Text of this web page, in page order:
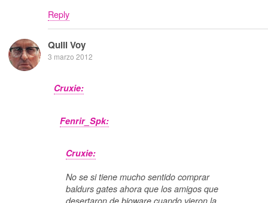
Reply
Quill Voy
3 marzo 2012
Cruxie:
Fenrir_Spk:
Cruxie:
No se si tiene mucho sentido comprar
baldurs gates ahora que los amigos que